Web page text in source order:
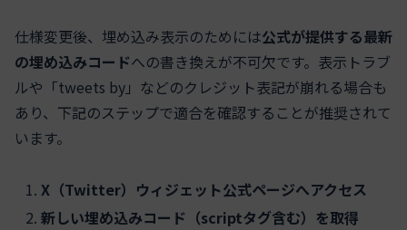
仕様変更後、埋め込み表示のためには公式が提供する最新
の埋め込みコードへの書き換えが不可欠です。表示トラブ
ルや「tweets by」などのクレジット表記が崩れる場合も
あり、下記のステップで適合を確認することが推奨されて
います。
X（Twitter）ウィジェット公式ページへアクセス
新しい埋め込みコード（scriptタグ含む）を取得